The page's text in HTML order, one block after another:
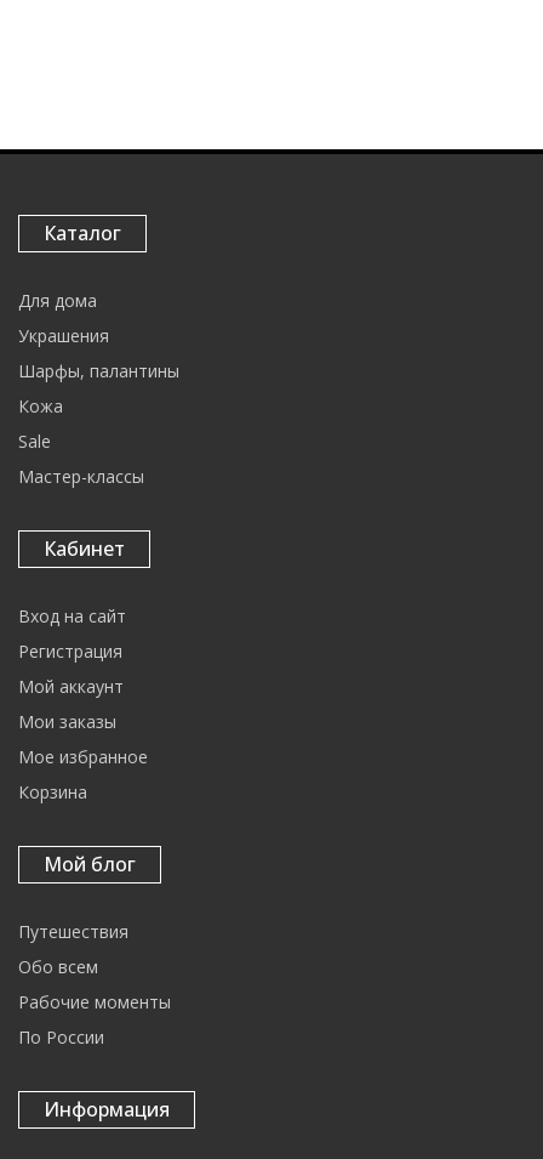
Каталог
Для дома
Украшения
Шарфы, палантины
Кожа
Sale
Мастер-классы
Кабинет
Вход на сайт
Регистрация
Мой аккаунт
Мои заказы
Мое избранное
Корзина
Мой блог
Путешествия
Обо всем
Рабочие моменты
По России
Информация